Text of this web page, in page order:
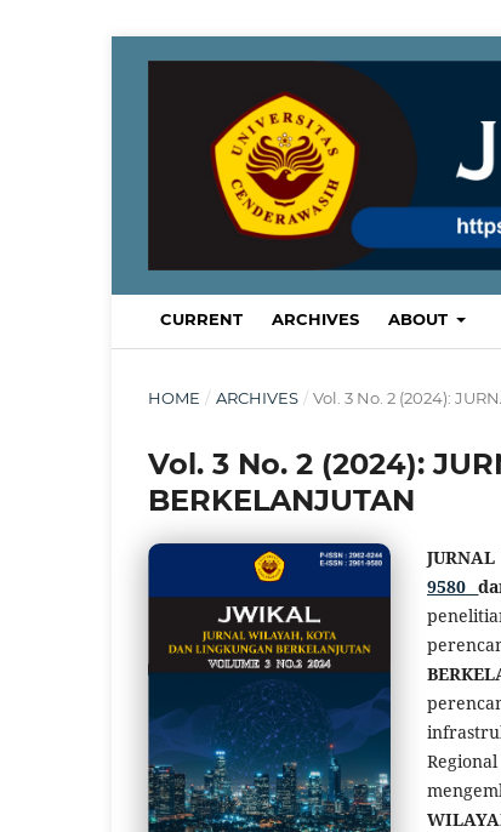
CURRENT ARCHIVES ABOUT
HOME / ARCHIVES / Vol. 3 No. 2 (2024):
Vol. 3 No. 2 (2024):
BERKELANJUTAN
9580